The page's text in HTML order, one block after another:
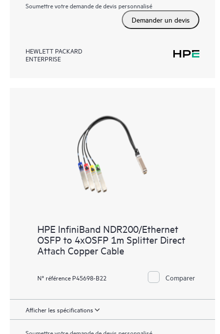
Soumettre votre demande de devis personnalisé
Demander un devis
HEWLETT PACKARD
ENTERPRISE
HPE InfiniBand NDR200/Ethernet
OSFP to 4xOSFP 1m Splitter Direct
Attach Copper Cable
N° référence P45698-B22 Comparer
Afficher les spécifications